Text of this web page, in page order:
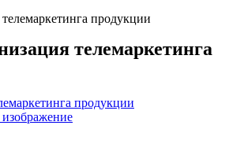
продукции
телемаркетинга